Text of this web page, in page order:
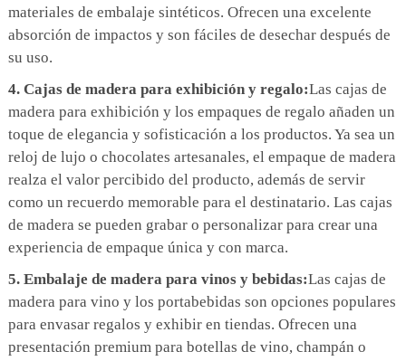
materiales de embalaje sintéticos. Ofrecen una excelente
absorción de impactos y son fáciles de desechar después de
su uso.
4. Cajas de madera para exhibición y regalo:Las cajas de
madera para exhibición y los empaques de regalo añaden un
toque de elegancia y sofisticación a los productos. Ya sea un
reloj de lujo o chocolates artesanales, el empaque de madera
realza el valor percibido del producto, además de servir
como un recuerdo memorable para el destinatario. Las cajas
de madera se pueden grabar o personalizar para crear una
experiencia de empaque única y con marca.
5. Embalaje de madera para vinos y bebidas:Las cajas de
madera para vino y los portabebidas son opciones populares
para envasar regalos y exhibir en tiendas. Ofrecen una
presentación premium para botellas de vino, champán o